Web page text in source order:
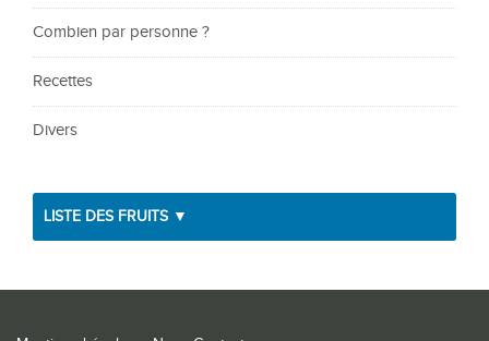
Combien par personne ?
Recettes
Divers
LISTE DES FRUITS ▼